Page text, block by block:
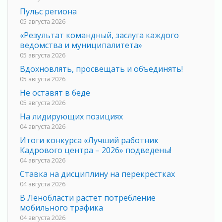
Пульс региона
05 августа 2026
«Результат командный, заслуга каждого
ведомства и муниципалитета»
05 августа 2026
Вдохновлять, просвещать и объединять!
05 августа 2026
Не оставят в беде
05 августа 2026
На лидирующих позициях
04 августа 2026
Итоги конкурса «Лучший работник
Кадрового центра – 2026» подведены!
04 августа 2026
Ставка на дисциплину на перекрестках
04 августа 2026
В Ленобласти растет потребление
мобильного трафика
04 августа 2026